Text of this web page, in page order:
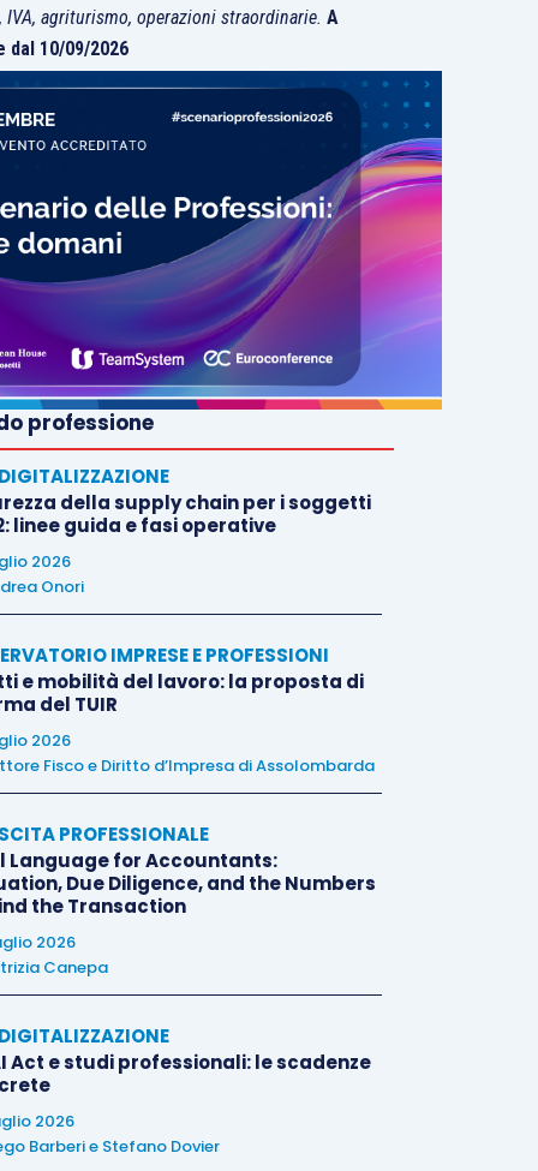
IVA, agriturismo, operazioni straordinarie.A
dal 10/09/2026
professione
della supply chain per i soggetti
linee guida e fasi operative
2026
Onori
IMPRESE E PROFESSIONI
e mobilità del lavoro: la proposta di
del TUIR
2026
Fisco e Diritto d’Impresa di Assolombarda
PROFESSIONALE
Language for Accountants:
Due Diligence, and the Numbers
the Transaction
2026
Canepa
Act e studi professionali: le scadenze
2026
Barberie Stefano Dovier